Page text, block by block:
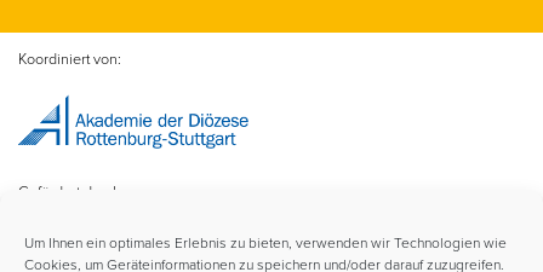
Um Ihnen ein optimales Erlebnis zu bieten, verwenden wir Technologien wie
Cookies, um Geräteinformationen zu speichern und/oder darauf zuzugreifen.
Koordiniert von:
Gefördert durch: